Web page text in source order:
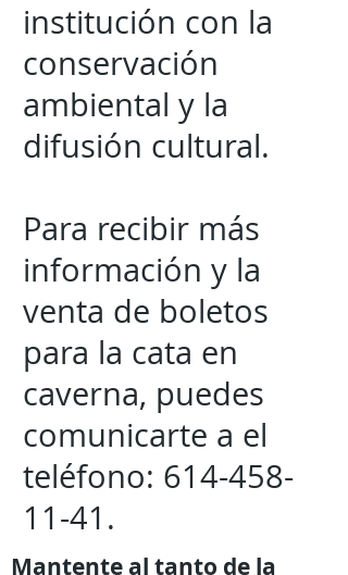
institución con la
conservación
ambiental y la
difusión cultural.
Para recibir más
información y la
venta de boletos
para la cata en
caverna, puedes
comunicarte a el
teléfono: 614-458-
11-41 .
Mantente al tanto de la